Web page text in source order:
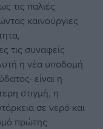
τις παλιές
καινούργιες
τις συναφείς
η νέα υποδομή
είναι η
στιγμή, η
σε νερό και
πρώτης